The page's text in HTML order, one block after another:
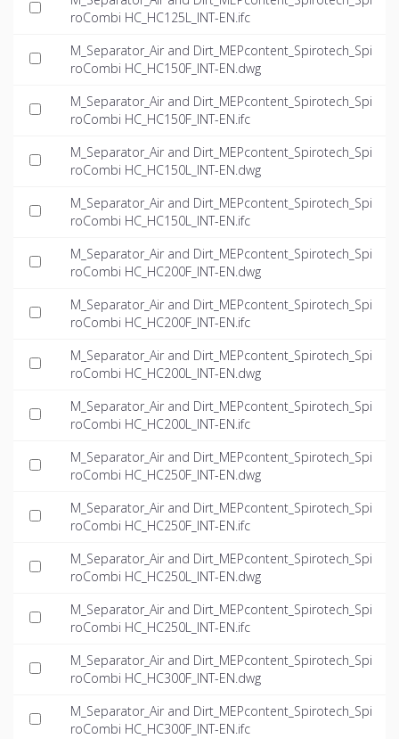
roCombi HC_HC125L_INT-EN.ifc
M_Separator_Air and Dirt_MEPcontent_Spirotech_Spi
roCombi HC_HC150F_INT-EN.dwg
M_Separator_Air and Dirt_MEPcontent_Spirotech_Spi
roCombi HC_HC150F_INT-EN.ifc
M_Separator_Air and Dirt_MEPcontent_Spirotech_Spi
roCombi HC_HC150L_INT-EN.dwg
M_Separator_Air and Dirt_MEPcontent_Spirotech_Spi
roCombi HC_HC150L_INT-EN.ifc
M_Separator_Air and Dirt_MEPcontent_Spirotech_Spi
roCombi HC_HC200F_INT-EN.dwg
M_Separator_Air and Dirt_MEPcontent_Spirotech_Spi
roCombi HC_HC200F_INT-EN.ifc
M_Separator_Air and Dirt_MEPcontent_Spirotech_Spi
roCombi HC_HC200L_INT-EN.dwg
M_Separator_Air and Dirt_MEPcontent_Spirotech_Spi
roCombi HC_HC200L_INT-EN.ifc
M_Separator_Air and Dirt_MEPcontent_Spirotech_Spi
roCombi HC_HC250F_INT-EN.dwg
M_Separator_Air and Dirt_MEPcontent_Spirotech_Spi
roCombi HC_HC250F_INT-EN.ifc
M_Separator_Air and Dirt_MEPcontent_Spirotech_Spi
roCombi HC_HC250L_INT-EN.dwg
M_Separator_Air and Dirt_MEPcontent_Spirotech_Spi
roCombi HC_HC250L_INT-EN.ifc
M_Separator_Air and Dirt_MEPcontent_Spirotech_Spi
roCombi HC_HC300F_INT-EN.dwg
M_Separator_Air and Dirt_MEPcontent_Spirotech_Spi
roCombi HC_HC300F_INT-EN.ifc